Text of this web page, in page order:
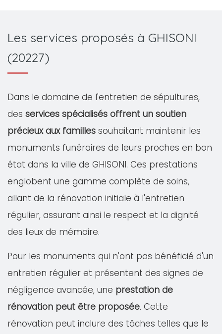
Les services proposés à GHISONI
(20227)
Dans le domaine de l'entretien de sépultures,
des services spécialisés offrent un soutien
précieux aux familles souhaitant maintenir les
monuments funéraires de leurs proches en bon
état dans la ville de GHISONI. Ces prestations
englobent une gamme complète de soins,
allant de la rénovation initiale à l'entretien
régulier, assurant ainsi le respect et la dignité
des lieux de mémoire.
Pour les monuments qui n'ont pas bénéficié d'un
entretien régulier et présentent des signes de
négligence avancée, une prestation de
rénovation peut être proposée. Cette
rénovation peut inclure des tâches telles que le